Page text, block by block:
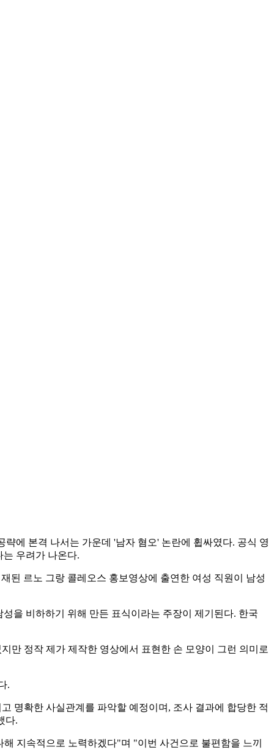
에 본격 나서는 가운데 '남자 혐오' 논란에 휩싸였다. 공식 영
우려가 나온다.
된 르노 그랑 콜레오스 홍보영상에 출연한 여성 직원이 남성
을 비하하기 위해 만든 표식이라는 주장이 제기된다. 한국
만 정작 제가 제작한 영상에서 표현한 손 모양이 그런 의미로
.
명확한 사실관계를 파악할 예정이며, 조사 결과에 합당한 적
다.
지속적으로 노력하겠다"며 "이번 사건으로 불편함을 느끼